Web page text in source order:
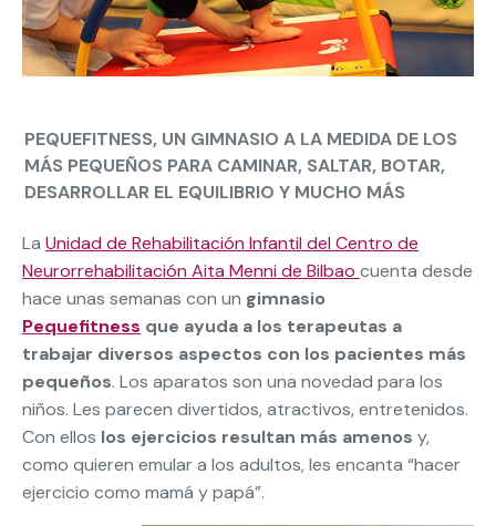
PEQUEFITNESS, UN GIMNASIO A LA MEDIDA DE LOS
MÁS PEQUEÑOS PARA CAMINAR, SALTAR, BOTAR,
DESARROLLAR EL EQUILIBRIO Y MUCHO MÁS
La Unidad de Rehabilitación Infantil del Centro de
Neurorrehabilitación Aita Menni de Bilbao cuenta desde
hace unas semanas con un gimnasio
Pequefitness que ayuda a los terapeutas a
trabajar diversos aspectos con los pacientes más
pequeños. Los aparatos son una novedad para los
niños. Les parecen divertidos, atractivos, entretenidos.
Con ellos los ejercicios resultan más amenos y,
como quieren emular a los adultos, les encanta “hacer
ejercicio como mamá y papá”.